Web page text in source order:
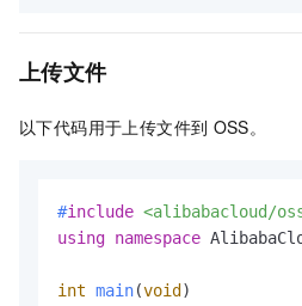
上传文件
以下代码用于上传文件到 OSS。
#include <alibabacloud/
using namespace
int main(void )